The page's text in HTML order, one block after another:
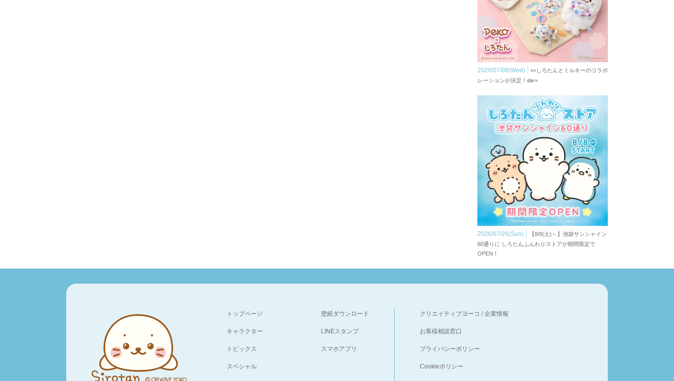
2026/07/08(Wed)
🍬しろたんとミルキーのコラボ
レーションが決定！🍰🍬
2026/07/26(Sun)
【8/8(土)～】池袋サンシャイン
60通りに しろたんふんわりストアが期間限定で
OPEN！
トップページ
キャラクター
トピックス
スペシャル
壁紙ダウンロード
LINEスタンプ
スマホアプリ
クリエイティブヨーコ /企業情報
お客様相談窓口
プライバシーポリシー
Cookieポリシー